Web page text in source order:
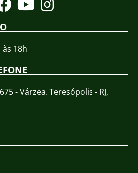
às 18h
- Várzea, Teresópolis - RJ,